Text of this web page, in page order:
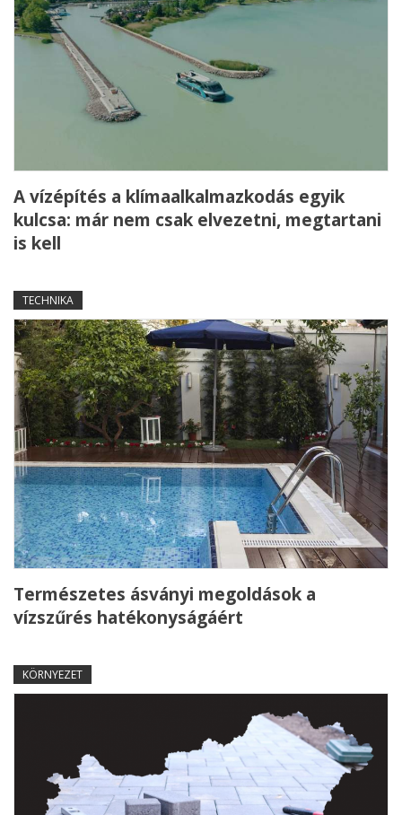
A vízépítés a klímaalkalmazkodás egyik
kulcsa: már nem csak elvezetni, megtartani
is kell
TECHNIKA
Természetes ásványi megoldások a
vízszűrés hatékonyságáért
KÖRNYEZET